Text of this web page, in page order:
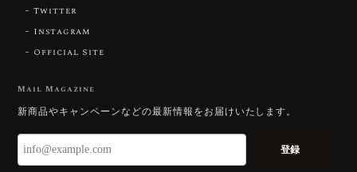
いです。 ウルウルとギラギラを一度に見ることができ
る不思議なカットだと感じました。強い煌めきだけで
Twitter
Instagram
Official Site
Mail Magazine
新商品やキャンペーンなどの最新情報をお届けいたします。
登録